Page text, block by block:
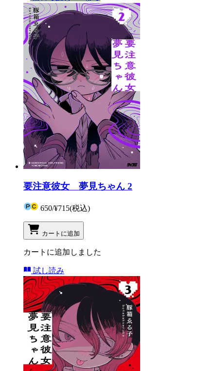
要注意彼女 夢見ちゃん 2
650/¥715(税込)
カートに追加
カートに追加しました
試し読み